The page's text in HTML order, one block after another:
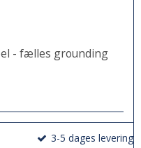
- fælles grounding
3-5 dages levering